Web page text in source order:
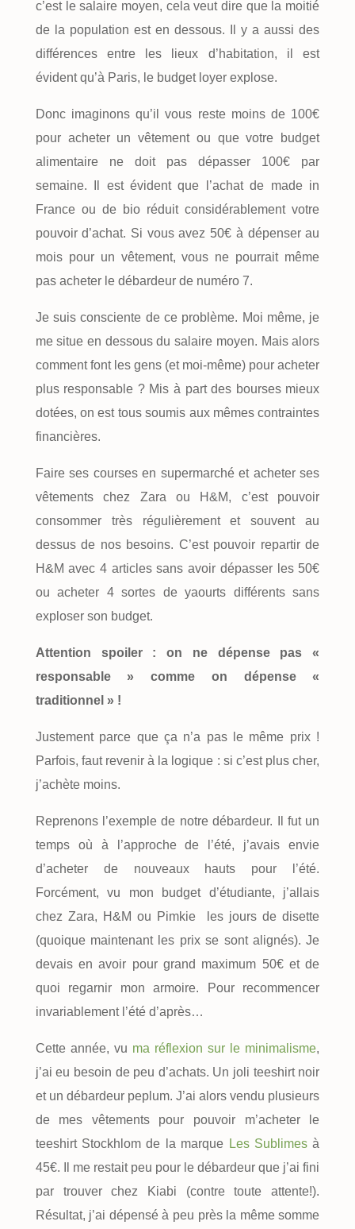
c’est le salaire moyen, cela veut dire que la moitié
de la population est en dessous. Il y a aussi des
différences entre les lieux d’habitation, il est
évident qu’à Paris, le budget loyer explose.
Donc imaginons qu’il vous reste moins de 100€
pour acheter un vêtement ou que votre budget
alimentaire ne doit pas dépasser 100€ par
semaine. Il est évident que l’achat de made in
France ou de bio réduit considérablement votre
pouvoir d’achat. Si vous avez 50€ à dépenser au
mois pour un vêtement, vous ne pourrait même
pas acheter le débardeur de numéro 7.
Je suis consciente de ce problème. Moi même, je
me situe en dessous du salaire moyen. Mais alors
comment font les gens (et moi-même) pour acheter
plus responsable ? Mis à part des bourses mieux
dotées, on est tous soumis aux mêmes contraintes
financières.
Faire ses courses en supermarché et acheter ses
vêtements chez Zara ou H&M, c’est pouvoir
consommer très régulièrement et souvent au
dessus de nos besoins. C’est pouvoir repartir de
H&M avec 4 articles sans avoir dépasser les 50€
ou acheter 4 sortes de yaourts différents sans
exploser son budget.
Attention spoiler : on ne dépense pas «
responsable » comme on dépense «
traditionnel » !
Justement parce que ça n’a pas le même prix !
Parfois, faut revenir à la logique : si c’est plus cher,
j’achète moins.
Reprenons l’exemple de notre débardeur. Il fut un
temps où à l’approche de l’été, j’avais envie
d’acheter de nouveaux hauts pour l’été.
Forcément, vu mon budget d’étudiante, j’allais
chez Zara, H&M ou Pimkie les jours de disette
(quoique maintenant les prix se sont alignés). Je
devais en avoir pour grand maximum 50€ et de
quoi regarnir mon armoire. Pour recommencer
invariablement l’été d’après…
Cette année, vu ma réflexion sur le minimalisme,
j’ai eu besoin de peu d’achats. Un joli teeshirt noir
et un débardeur peplum. J’ai alors vendu plusieurs
de mes vêtements pour pouvoir m’acheter le
teeshirt Stockhlom de la marque Les Sublimesà
45€. Il me restait peu pour le débardeur que j’ai fini
par trouver chez Kiabi (contre toute attente!).
Résultat, j’ai dépensé à peu près la même somme